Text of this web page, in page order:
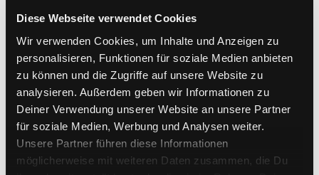
Diese Webseite verwendet Cookies
Wir verwenden Cookies, um Inhalte und Anzeigen zu
personalisieren, Funktionen für soziale Medien anbieten
zu können und die Zugriffe auf unsere Website zu
analysieren. Außerdem geben wir Informationen zu
Deiner Verwendung unserer Website an unsere Partner
für soziale Medien, Werbung und Analysen weiter.
Unsere Partner führen diese Informationen
möglicherweise mit weiteren Daten zusammen, die Du
Was unterscheidet
euch von einem
Slack-Workspace